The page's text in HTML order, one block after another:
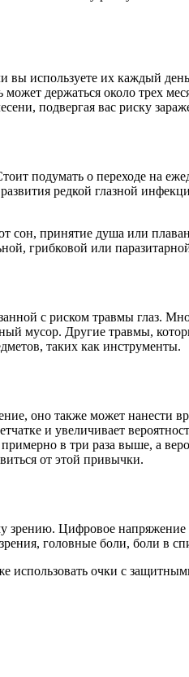
используете их каждый
держаться около трех
подвергая вас риску
подумать о переходе на
редкой глазной
принятие душа или
грибковой или
с риском травмы глаз.
мусор. Другие травмы,
таких как инструменты.
оно также может нанести
и увеличивает
в три раза выше, а
от этой привычки.
Цифровое напряжение
головные боли, боли в
использовать очки с